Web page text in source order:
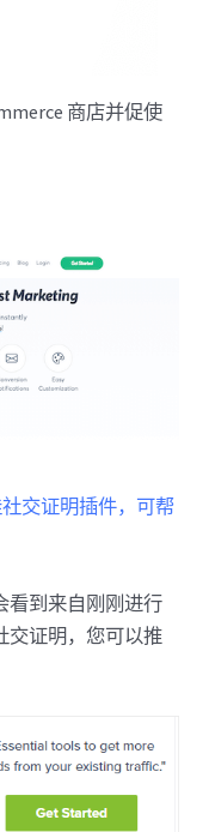
商店并促使
交证明插件，可帮
看到来自刚刚进行
交证明，您可以推